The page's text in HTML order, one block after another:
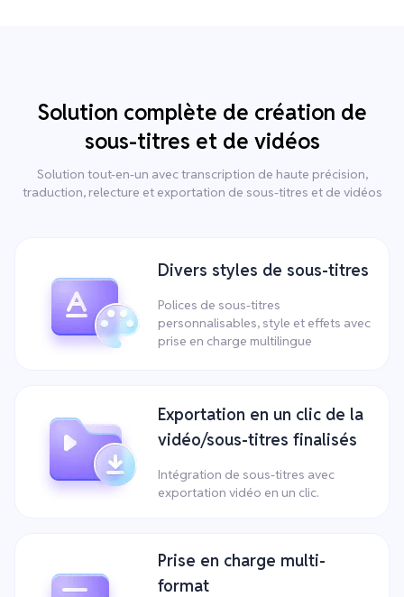
Solution complète de création de
sous-titres et de vidéos
Solution tout-en-un avec transcription de haute précision,
traduction, relecture et exportation de sous-titres et de vidéos
Divers styles de sous-titres
Polices de sous-titres
personnalisables, style et effets avec
prise en charge multilingue
Exportation en un clic de la
vidéo/sous-titres finalisés
Intégration de sous-titres avec
exportation vidéo en un clic.
Prise en charge multi-
format